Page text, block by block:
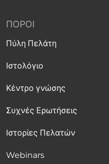
ΠΌΡΟΙ
Πύλη Πελάτη
Ιστολόγιο
Κέντρο γνώσης
Συχνές Ερωτήσεις
Ιστορίες Πελατών
Webinars